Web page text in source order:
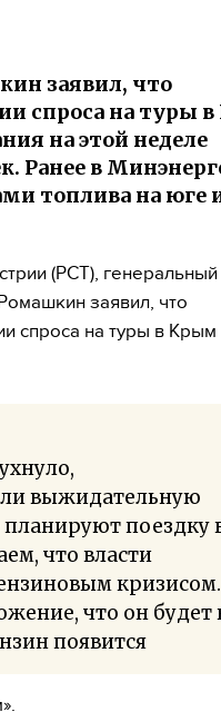
заявил, что
спроса на туры
на этой неделе
Ранее в
топлива на юге
(РСТ), генеральный
заявил, что
спроса на туры в Крым
выжидательную
поездку
что власти
кризисом.
что он будет
появится